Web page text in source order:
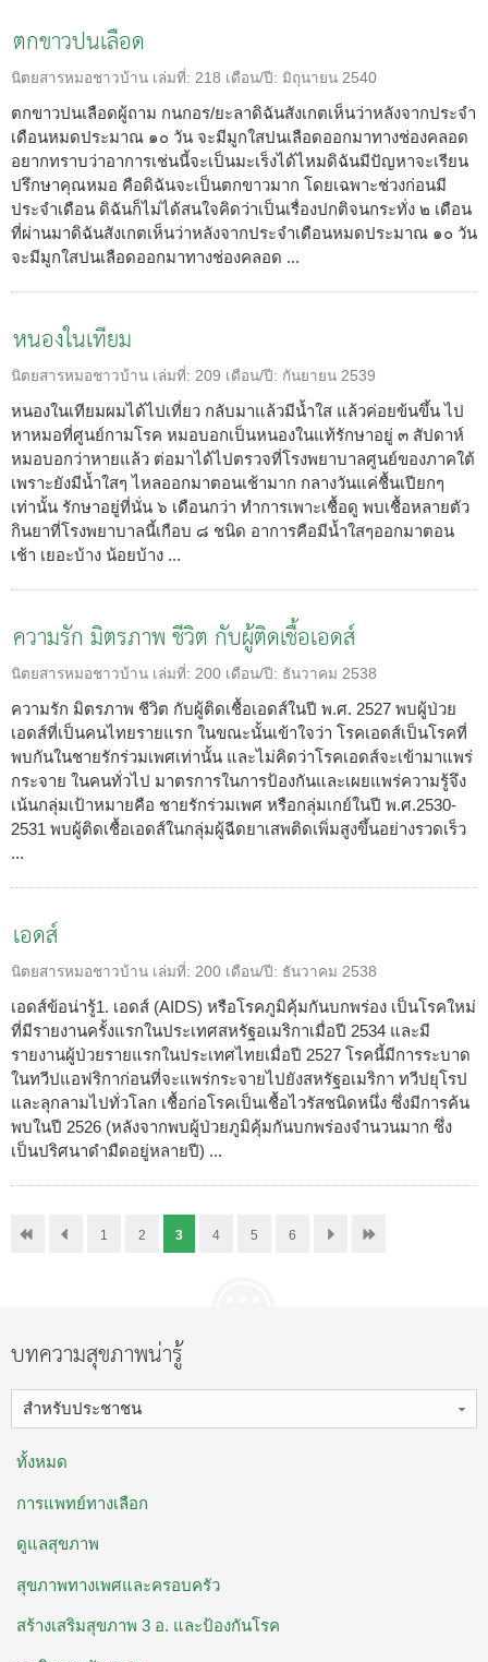
ตกขาวปนเลือด
นิตยสารหมอชาวบ้าน เล่มที่: 218 เดือน/ปี: มิถุนายน 2540
ตกขาวปนเลือดผู้ถาม กนกอร/ยะลาดิฉันสังเกตเห็นว่าหลังจากประจำ
เดือนหมดประมาณ ๑๐ วัน จะมีมูกใสปนเลือดออกมาทางช่องคลอด
อยากทราบว่าอาการเช่นนี้จะเป็นมะเร็งได้ไหมดิฉันมีปัญหาจะเรียน
ปรึกษาคุณหมอ คือดิฉันจะเป็นตกขาวมาก โดยเฉพาะช่วงก่อนมี
ประจำเดือน ดิฉันก็ไม่ได้สนใจคิดว่าเป็นเรื่องปกติจนกระทั่ง ๒ เดือน
ที่ผ่านมาดิฉันสังเกตเห็นว่าหลังจากประจำเดือนหมดประมาณ ๑๐ วัน
จะมีมูกใสปนเลือดออกมาทางช่องคลอด ...
หนองในเทียม
นิตยสารหมอชาวบ้าน เล่มที่: 209 เดือน/ปี: กันยายน 2539
หนองในเทียมผมได้ไปเที่ยว กลับมาแล้วมีน้ำใส แล้วค่อยข้นขึ้น ไป
หาหมอที่ศูนย์กามโรค หมอบอกเป็นหนองในแท้รักษาอยู่ ๓ สัปดาห์
หมอบอกว่าหายแล้ว ต่อมาได้ไปตรวจที่โรงพยาบาลศูนย์ของภาคใต้
เพราะยังมีน้ำใสๆ ไหลออกมาตอนเช้ามาก กลางวันแค่ชื้นเปียกๆ
เท่านั้น รักษาอยู่ที่นั่น ๖ เดือนกว่า ทำการเพาะเชื้อดู พบเชื้อหลายตัว
กินยาที่โรงพยาบาลนี้เกือบ ๘ ชนิด อาการคือมีน้ำใสๆออกมาตอน
เช้า เยอะบ้าง น้อยบ้าง ...
ความรัก มิตรภาพ ชีวิต กับผู้ติดเชื้อเอดส์
นิตยสารหมอชาวบ้าน เล่มที่: 200 เดือน/ปี: ธันวาคม 2538
ความรัก มิตรภาพ ชีวิต กับผู้ติดเชื้อเอดส์ในปี พ.ศ. 2527 พบผู้ป่วย
เอดส์ที่เป็นคนไทยรายแรก ในขณะนั้นเข้าใจว่า โรคเอดส์เป็นโรคที่
พบกันในชายรักร่วมเพศเท่านั้น และไม่คิดว่าโรคเอดส์จะเข้ามาแพร่
กระจาย ในคนทั่วไป มาตรการในการป้องกันและเผยแพร่ความรู้จึง
เน้นกลุ่มเป้าหมายคือ ชายรักร่วมเพศ หรือกลุ่มเกย์ในปี พ.ศ.2530-
2531 พบผู้ติดเชื้อเอดส์ในกลุ่มผู้ฉีดยาเสพติดเพิ่มสูงขึ้นอย่างรวดเร็ว
...
เอดส์
นิตยสารหมอชาวบ้าน เล่มที่: 200 เดือน/ปี: ธันวาคม 2538
เอดส์ข้อน่ารู้1. เอดส์ (AIDS) หรือโรคภูมิคุ้มกันบกพร่อง เป็นโรคใหม่
ที่มีรายงานครั้งแรกในประเทศสหรัฐอเมริกาเมื่อปี 2534 และมี
รายงานผู้ป่วยรายแรกในประเทศไทยเมื่อปี 2527 โรคนี้มีการระบาด
ในทวีปแอฟริกาก่อนที่จะแพร่กระจายไปยังสหรัฐอเมริกา ทวีปยุโรป
และลุกลามไปทั่วโลก เชื้อก่อโรคเป็นเชื้อไวรัสชนิดหนึ่ง ซึ่งมีการค้น
พบในปี 2526 (หลังจากพบผู้ป่วยภูมิคุ้มกันบกพร่องจำนวนมาก ซึ่ง
เป็นปริศนาดำมืดอยู่หลายปี) ...
1 2 3 4 5 6
บทความสุขภาพน่ารู้
สำหรับประชาชน
ทั้งหมด
การแพทย์ทางเลือก
ดูแลสุขภาพ
สุขภาพทางเพศและครอบครัว
สร้างเสริมสุขภาพ 3 อ. ​และป้องกันโรค